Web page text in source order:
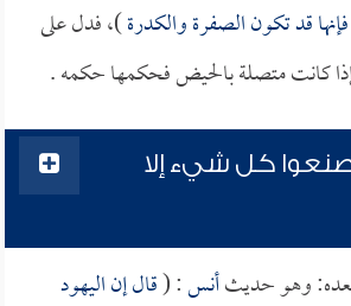
قد تكون الصفرة والكدرة)، فدل على
كانت متصلة بالحيض فحكمها حكمه .
كل شيء إلا
وهو حديثأنس: (قال إن اليهود